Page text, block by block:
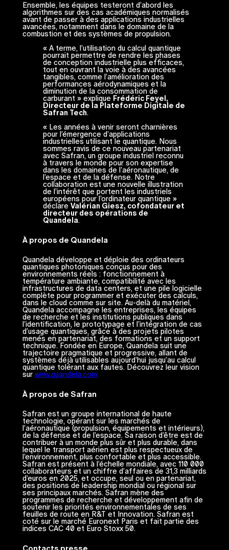
Ensemble, les équipes testeront d’abord les
algorithmes sur des cas académiques normalisés
avant de passer à des applications industrielles
avancées, notamment dans le domaine de la
combustion et des systèmes de propulsion.
« A terme, l’utilisation du calcul quantique
pourrait permettre de rendre les phases
de conception industrielle plus efficaces,
tout en ouvrant la voie à des avancées
tangibles, comme l’amélioration des
performances aérodynamiques et la
diminution de la consommation de
carburant » explique Frédéric Feyel,
Directeur de la Plateforme Digitale de
Safran Tech.
« Les années à venir seront charnières
pour l’émergence d’applications
industrielles utilisant le quantique. Nous
sommes ravis de ce nouveau partenariat
avec Safran, un groupe industriel reconnu
à travers le monde pour son expertise
dans les domaines de l’aéronautique, de
l’espace et de la défense. Notre
collaboration est une nouvelle illustration
de l’intérêt que portent les industriels
européens pour l’ordinateur quantique »
déclare Valérian Giesz, cofondateur et
directeur des opérations de
Quandela.
À propos de Quandela
Quandela développe et déploie des ordinateurs
quantiques photoniques conçus pour des
environnements réels : fonctionnement à
température ambiante, compatibilité avec les
infrastructures de data centers, et une pile logicielle
complète pour programmer et exécuter des calculs,
dans le cloud comme sur site. Au-delà du matériel,
Quandela accompagne les entreprises, les équipes
de recherche et les institutions publiques dans
l’identification, le prototypage et l’intégration de cas
d’usage quantiques, grâce à des projets pilotes
menés en partenariat, des formations et un support
technique. Fondée en Europe, Quandela suit une
trajectoire pragmatique et progressive, allant de
systèmes déjà utilisables aujourd’hui jusqu’au calcul
quantique tolérant aux fautes. Découvrez leur vision
sur www.quandela.com
À propos de Safran
Safran est un groupe international de haute
technologie, opérant sur les marchés de
l’aéronautique (propulsion, équipements et intérieurs),
de la défense et de l’espace. Sa raison d’être est de
contribuer à un monde plus sûr et plus durable, dans
lequel le transport aérien est plus respectueux de
l’environnement, plus confortable et plus accessible.
Safran est présent à l’échelle mondiale, avec 110 000
collaborateurs et un chiffre d’affaires de 31,3 milliards
d’euros en 2025, et occupe, seul ou en partenariat,
des positions de leadership mondial ou régional sur
ses principaux marchés. Safran mène des
programmes de recherche et développement afin de
soutenir les priorités environnementales de ses
feuilles de route en R&T et Innovation. Safran est
coté sur le marché Euronext Paris et fait partie des
indices CAC 40 et Euro Stoxx 50.
Contacts presse